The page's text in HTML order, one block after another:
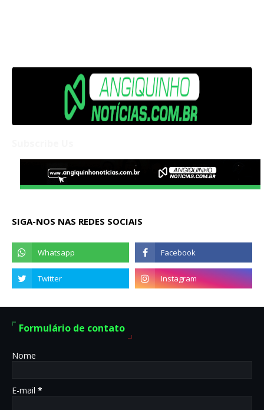
SIGA-NOS NAS REDES SOCIAIS
Formulário de contato
Nome
E-mail *